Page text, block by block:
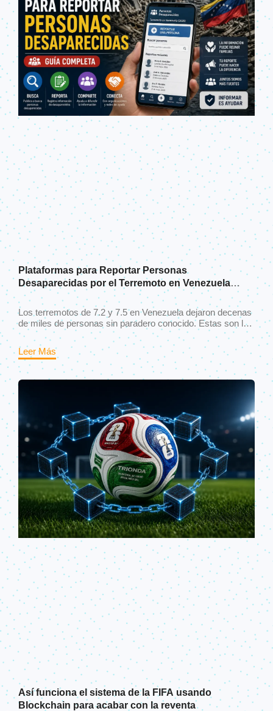
Plataformas para Reportar Personas
Desaparecidas por el Terremoto en Venezuela
(2026): Guía Completa
Los terremotos de 7.2 y 7.5 en Venezuela dejaron decenas
de miles de personas sin paradero conocido. Estas son las
plataformas ciudadanas activas para reportar y buscar
desaparecidos, con instrucciones claras sobre cómo
usarlas desde cualquier país.
Leer Más
Así funciona el sistema de la FIFA usando
Blockchain para acabar con la reventa